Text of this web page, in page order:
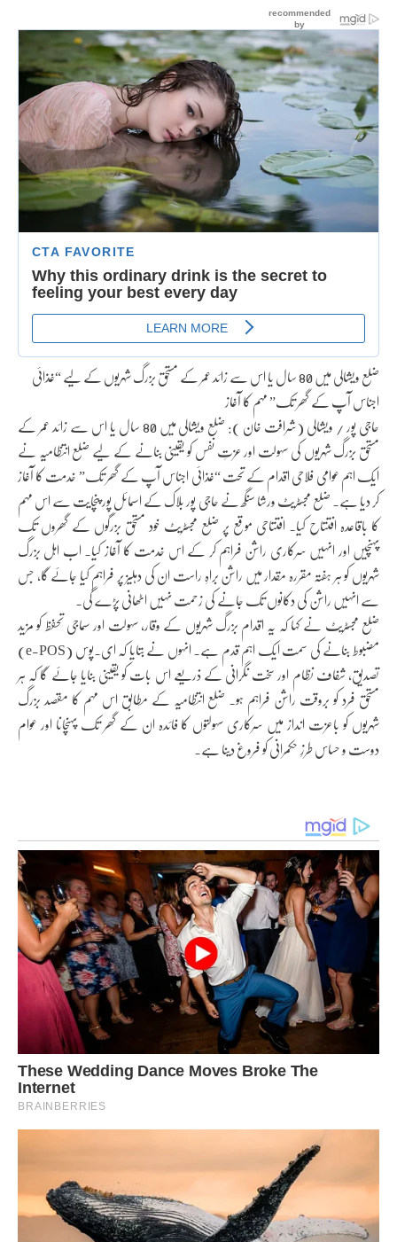
ضلع ویشالی میں 80 سال یا اس سے زائد عمر کے مستحق بزرگ شہریوں کے لیے “غذائی
اجناس آپ کے گھر تک” مہم کا آغاز
حاجی پور / ویشالی (شرافت خان ): ضلع ویشالی میں 80 سال یا اس سے زائد عمر کے
مستحق بزرگ شہریوں کی سہولت اور عزتِ نفس کو یقینی بنانے کے لیے ضلع انتظامیہ نے
ایک اہم عوامی فلاحی اقدام کے تحت “غذائی اجناس آپ کے گھر تک” خدمت کا آغاز
کر دیا ہے۔ ضلع مجسٹریٹ ورشا سنگھ نے حاجی پور بلاک کے اسمائل پور پنچایت سے اس مہم
کا باقاعدہ افتتاح کیا۔ افتتاحی موقع پر ضلع مجسٹریٹ خود مستحق بزرگوں کے گھروں تک
پہنچیں اور انہیں سرکاری راشن فراہم کر کے اس خدمت کا آغاز کیا۔ اب اہل بزرگ
شہریوں کو ہر ہفتہ مقررہ مقدار میں راشن براہِ راست ان کی دہلیز پر فراہم کیا جائے گا، جس
سے انہیں راشن کی دکانوں تک جانے کی زحمت نہیں اٹھانی پڑے گی۔
ضلع مجسٹریٹ نے کہا کہ یہ اقدام بزرگ شہریوں کے وقار، سہولت اور سماجی تحفظ کو مزید
مضبوط بنانے کی سمت ایک اہم قدم ہے۔ انہوں نے بتایا کہ ای۔پوس (e-POS)
تصدیق، شفاف نظام اور سخت نگرانی کے ذریعے اس بات کو یقینی بنایا جائے گا کہ ہر
مستحق فرد کو بروقت راشن فراہم ہو۔ ضلع انتظامیہ کے مطابق اس مہم کا مقصد بزرگ
شہریوں کو باعزت انداز میں سرکاری سہولتوں کا فائدہ ان کے گھر تک پہنچانا اور عوام
دوست و حساس طرزِ حکمرانی کو فروغ دینا ہے۔